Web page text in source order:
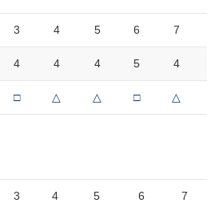
3 4 5 6 7
4 4 4 5 4
□ △ △ □ △
3 4 5 6 7